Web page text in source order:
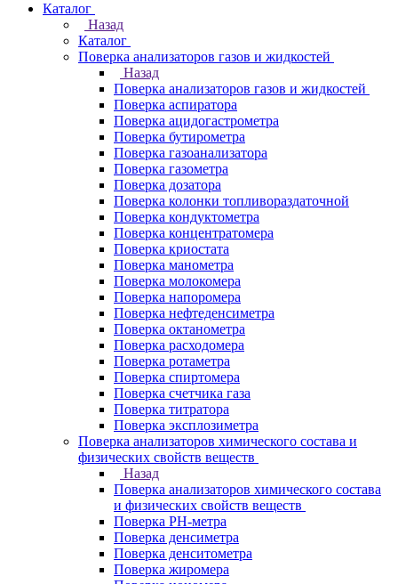
Каталог
Назад
Каталог
Поверка анализаторов газов и жидкостей
Назад
Поверка анализаторов газов и жидкостей
Поверка аспиратора
Поверка ацидогастрометра
Поверка бутирометра
Поверка газоанализатора
Поверка газометра
Поверка дозатора
Поверка колонки топливораздаточной
Поверка кондуктометра
Поверка концентратомера
Поверка криостата
Поверка манометра
Поверка молокомера
Поверка напоромера
Поверка нефтеденсиметра
Поверка октанометра
Поверка расходомера
Поверка ротаметра
Поверка спиртомера
Поверка счетчика газа
Поверка титратора
Поверка эксплозиметра
Поверка анализаторов химического состава и
физических свойств веществ
Назад
Поверка анализаторов химического состава
и физических свойств веществ
Поверка PH-метра
Поверка денсиметра
Поверка денситометра
Поверка жиромера